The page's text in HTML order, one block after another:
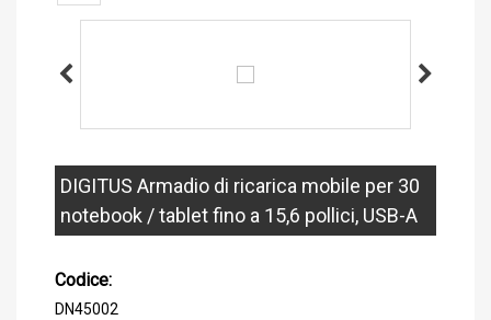
DIGITUS Armadio di ricarica mobile per 30
notebook / tablet fino a 15,6 pollici, USB-A
Codice:
DN45002